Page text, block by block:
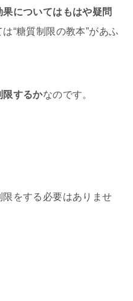
についてはもはや疑問
は“糖質制限の教本”があふ
限するかなのです。
をする必要はありませ